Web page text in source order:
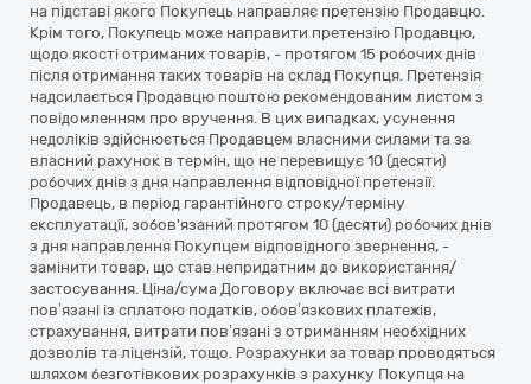
на підставі якого Покупець направляє претензію Продавцю.
Крім того, Покупець може направити претензiю Продавцю,
щодо якостi отриманих товарiв, - протягом 15 робочих днiв
пiсля отримання таких товарiв на склад Покупця. Претензія
надсилається Продавцю поштою рекомендованим листом з
повідомленням про вручення. В цих випадках, усунення
недоліків здiйснюється Продавцем власними силами та за
власний рахунок в термiн, що не перевищує 10 (десяти)
робочих днiв з дня направлення відповідної претензії.
Продавець, в період гарантійного строку/терміну
експлуатації, зобов'язаний протягом 10 (десяти) робочих днів
з дня направлення Покупцем відповідного звернення, -
замінити товар, що став непридатним до використання/
застосування. Ціна/сума Договору включає всі витрати
пов’язані із сплатою податків, обов’язкових платежів,
страхування, витрати пов’язані з отриманням необхідних
дозволів та ліцензій, тощо. Розрахунки за товар проводяться
шляхом безготівкових розрахунків з рахунку Покупця на